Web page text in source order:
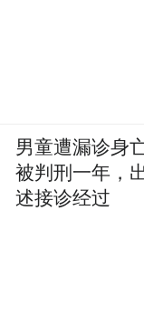
男童遭漏诊身
被判刑一年，
述接诊经过